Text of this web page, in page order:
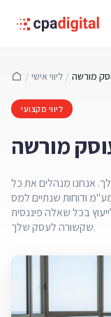
/ ליווי אישי / מורשה
ליווי מקצועי
מורשה
אנחנו מנהלים את כל
ודוחות שנתיים למס
בכל שאלה פיננסית
שקשורה לעסק שלך.